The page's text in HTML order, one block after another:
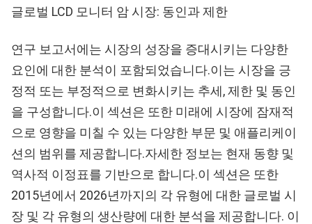
글로벌 LCD 모니터 암 시장: 동인과 제한
연구 보고서에는 시장의 성장을 증대시키는 다양한
요인에 대한 분석이 포함되었습니다.이는 시장을 긍
정적 또는 부정적으로 변화시키는 추세, 제한 및 동인
을 구성합니다.이 섹션은 또한 미래에 시장에 잠재적
으로 영향을 미칠 수 있는 다양한 부문 및 애플리케이
션의 범위를 제공합니다.자세한 정보는 현재 동향 및
역사적 이정표를 기반으로 합니다.이 섹션은 또한
2015년에서 2026년까지의 각 유형에 대한 글로벌 시
장 및 각 유형의 생산량에 대한 분석을 제공합니다. 이